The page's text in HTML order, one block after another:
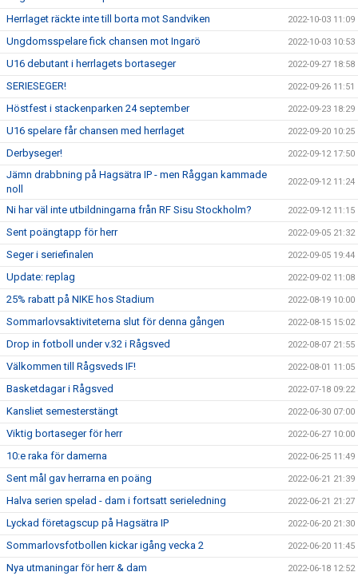
Herrlaget räckte inte till borta mot Sandviken 2022-10-03 11:09
Ungdomsspelare fick chansen mot Ingarö 2022-10-03 10:53
U16 debutant i herrlagets bortaseger 2022-09-27 18:58
SERIESEGER! 2022-09-26 11:51
Höstfest i stackenparken 24 september 2022-09-23 18:29
U16 spelare får chansen med herrlaget 2022-09-20 10:25
Derbyseger! 2022-09-12 17:50
Jämn drabbning på Hagsätra IP - men Råggan kammade
noll
2022-09-12 11:24
Ni har väl inte utbildningarna från RF Sisu Stockholm? 2022-09-12 11:15
Sent poängtapp för herr 2022-09-05 21:32
Seger i seriefinalen 2022-09-05 19:44
Update: replag 2022-09-02 11:08
25% rabatt på NIKE hos Stadium 2022-08-19 10:00
Sommarlovsaktiviteterna slut för denna gången 2022-08-15 15:02
Drop in fotboll under v.32 i Rågsved 2022-08-07 21:55
Välkommen till Rågsveds IF! 2022-08-01 11:05
Basketdagar i Rågsved 2022-07-18 09:22
Kansliet semesterstängt 2022-06-30 07:00
Viktig bortaseger för herr 2022-06-27 10:00
10:e raka för damerna 2022-06-25 11:49
Sent mål gav herrarna en poäng 2022-06-21 21:39
Halva serien spelad - dam i fortsatt serieledning 2022-06-21 21:27
Lyckad företagscup på Hagsätra IP 2022-06-20 21:30
Sommarlovsfotbollen kickar igång vecka 2 2022-06-20 11:45
Nya utmaningar för herr & dam 2022-06-18 12:52